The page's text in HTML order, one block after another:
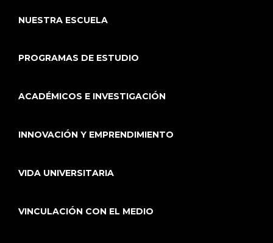
NUESTRA ESCUELA
PROGRAMAS DE ESTUDIO
ACADÉMICOS E INVESTIGACIÓN
INNOVACIÓN Y EMPRENDIMIENTO
VIDA UNIVERSITARIA
VINCULACIÓN CON EL MEDIO